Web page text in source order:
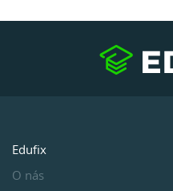
Edufix
O nás